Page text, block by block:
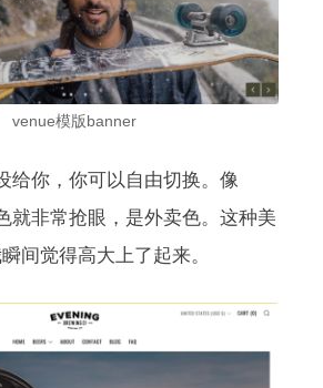
venue模版banner
给你，你可以自由切换。像
就非常抢眼，是外卖色。这种美
间觉得高大上了起来。